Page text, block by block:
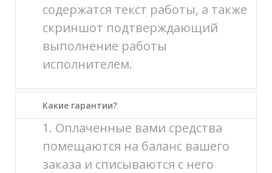
содержатся текст работы, а также
скриншот подтверждающий
выполнение работы
исполнителем.
Какие гарантии?
1. Оплаченные вами средства
помещаются на баланс вашего
заказа и списываются с него